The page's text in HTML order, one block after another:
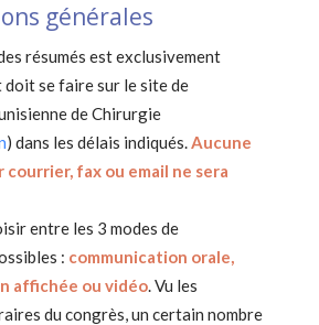
générales
résumés est exclusivement
se faire sur le site de
de Chirurgie
) dans les délais indiqués.Aucune
courrier, fax ou email ne sera
entre les 3 modes de
: communication orale,
affichée ou vidéo. Vu les
du congrès, un certain nombre